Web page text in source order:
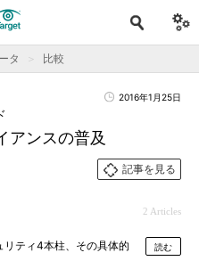
タ 比較
2016年1月25日
アンスの普及
記事を見る
2 Articles
ティ4本柱、その具体的
読む